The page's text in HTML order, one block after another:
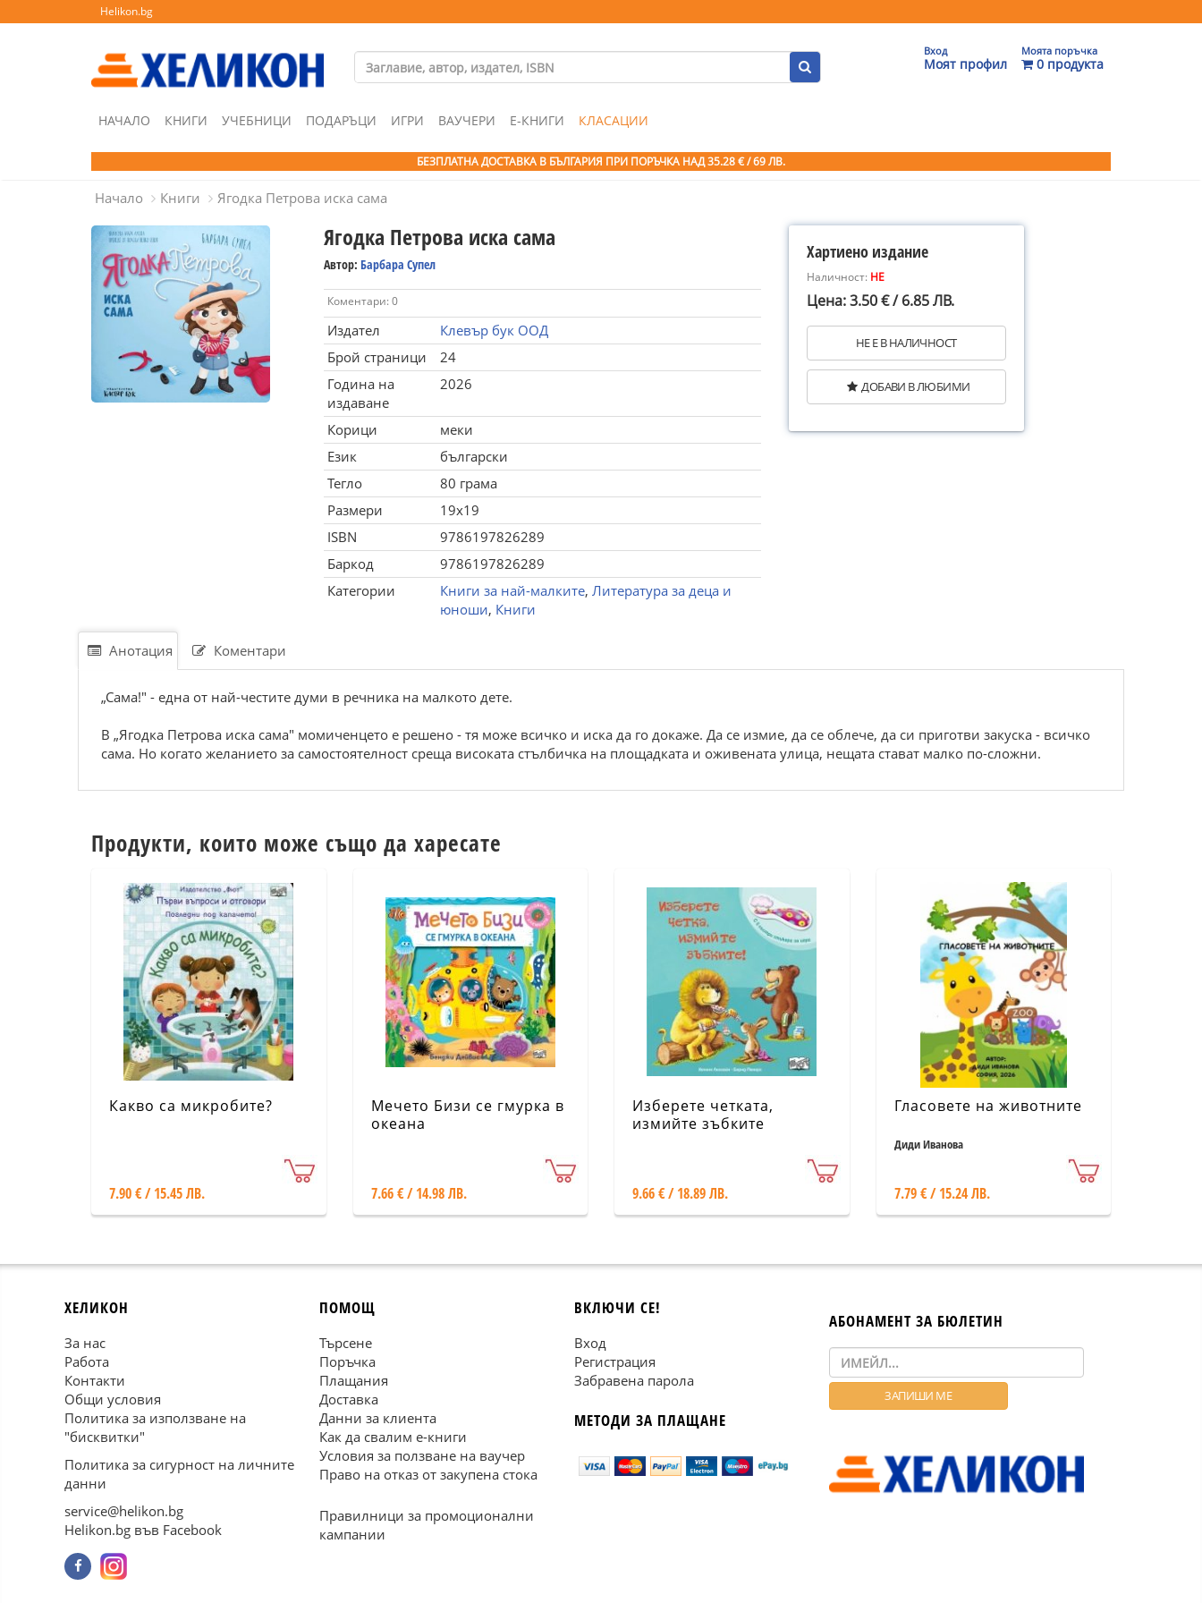
Helikon.bg
Вход
Моят профил
Моята поръчка
0 продукта
НАЧАЛО КНИГИ УЧЕБНИЦИ ПОДАРЪЦИ ИГРИ ВАУЧЕРИ Е-КНИГИ КЛАСАЦИИ
БЕЗПЛАТНА ДОСТАВКА В БЪЛГАРИЯ ПРИ ПОРЪЧКА НАД 35.28 € / 69 ЛВ.
Начало Книги Ягодка Петрова иска сама
Ягодка Петрова иска сама
Автор: Барбара Супел
Коментари: 0
Издател
Клевър бук ООД
Брой страници
24
Година на
издаване
2026
Корици
меки
Език
български
Тегло
80 грама
Размери
19x19
ISBN
9786197826289
Баркод
9786197826289
Категории
Книги за най-малките, Литература за деца и
юноши, Книги
Хартиено издание
Наличност: НЕ
Цена: 3.50 € / 6.85 ЛВ.
НЕ Е В НАЛИЧНОСТ
ДОБАВИ В ЛЮБИМИ
Анотация Коментари
„Сама!" - една от най-честите думи в речника на малкото дете.
В „Ягодка Петрова иска сама" момиченцето е решено - тя може всичко и иска да го докаже. Да се измие, да се облече, да си приготви закуска - всичко
сама. Но когато желанието за самостоятелност среща високата стълбичка на площадката и оживената улица, нещата стават малко по-сложни.
Продукти, които може също да харесате
Какво са микробите?
7.90 € / 15.45 ЛВ.
Мечето Бизи се гмурка в
океана
7.66 € / 14.98 ЛВ.
Изберете четката,
измийте зъбките
9.66 € / 18.89 ЛВ.
Гласовете на животните
Диди Иванова
7.79 € / 15.24 ЛВ.
ХЕЛИКОН
За нас
Работа
Контакти
Общи условия
Политика за използване на
"бисквитки"
Политика за сигурност на личните
данни
service@helikon.bg
Helikon.bg във Facebook
ПОМОЩ
Търсене
Поръчка
Плащания
Доставка
Данни за клиента
Как да свалим е-книги
Условия за ползване на ваучер
Право на отказ от закупена стока
Правилници за промоционални
кампании
ВКЛЮЧИ СЕ!
Вход
Регистрация
Забравена парола
МЕТОДИ ЗА ПЛАЩАНЕ
АБОНАМЕНТ ЗА БЮЛЕТИН